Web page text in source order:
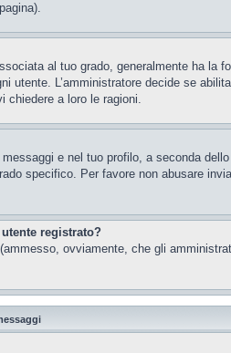
al tuo grado, generalmente ha la
L’amministratore decide se
chiedere a loro le ragioni.
e nel tuo profilo, a seconda
specifico. Per favore non abusare
registrato?
ovviamente, che gli